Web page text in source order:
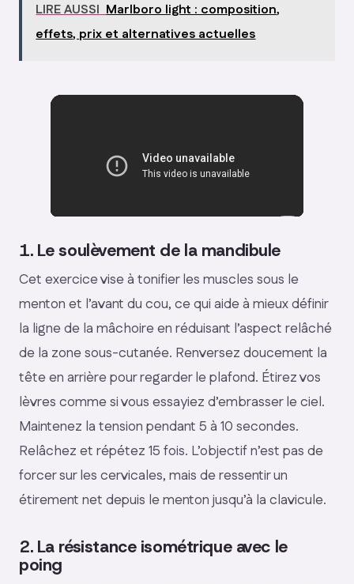
LIRE AUSSI Marlboro light : composition,
effets, prix et alternatives actuelles
1. Le soulèvement de la mandibule
Cet exercice vise à tonifier les muscles sous le
menton et l’avant du cou, ce qui aide à mieux définir
la ligne de la mâchoire en réduisant l’aspect relâché
de la zone sous-cutanée. Renversez doucement la
tête en arrière pour regarder le plafond. Étirez vos
lèvres comme si vous essayiez d’embrasser le ciel.
Maintenez la tension pendant 5 à 10 secondes.
Relâchez et répétez 15 fois. L’objectif n’est pas de
forcer sur les cervicales, mais de ressentir un
étirement net depuis le menton jusqu’à la clavicule.
2. La résistance isométrique avec le
poing